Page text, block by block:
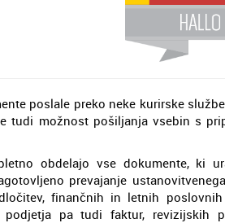
poslale preko neke kurirske
tudi možnost pošiljanja vsebin s
obdelajo vse dokumente, ki
prevajanje
finančnih in letnih
pa tudi faktur, revizijskih